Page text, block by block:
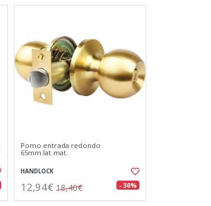
Pomo entrada redondo
65mm.lat.mat.
HANDLOCK
12,94€ 18,40€ - 30%